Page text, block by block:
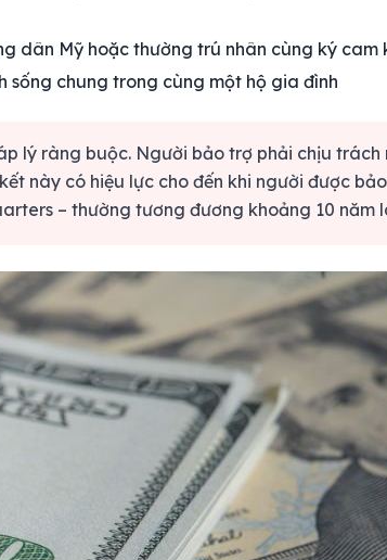
dân Mỹ hoặc thường trú nhân cùng ký cam
sống chung trong cùng một hộ gia đình
lý ràng buộc. Người bảo trợ phải chịu trách
này có hiệu lực cho đến khi người được
– thường tương đương khoảng 10 năm